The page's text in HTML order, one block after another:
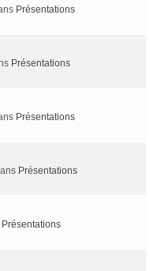
Présentations
Présentations
Présentations
Présentations
Présentations